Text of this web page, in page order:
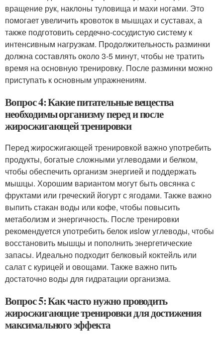
вращение рук, наклоны туловища и махи ногами. Это
помогает увеличить кровоток в мышцах и суставах, а
также подготовить сердечно-сосудистую систему к
интенсивным нагрузкам. Продолжительность разминки
должна составлять около 3-5 минут, чтобы не тратить
время на основную тренировку. После разминки можно
приступать к основным упражнениям.
Вопрос 4: Какие питательные вещества
необходимы организму перед и после
жиросжигающей тренировки
Перед жиросжигающей тренировкой важно употребить
продукты, богатые сложными углеводами и белком,
чтобы обеспечить организм энергией и поддержать
мышцы. Хорошим вариантом могут быть овсянка с
фруктами или греческий йогурт с ягодами. Также важно
выпить стакан воды или кофе, чтобы повысить
метаболизм и энергичность. После тренировки
рекомендуется употребить белок иslow углеводы, чтобы
восстановить мышцы и пополнить энергетические
запасы. Идеально подходит белковый коктейль или
салат с курицей и овощами. Также важно пить
достаточно воды для гидратации организма.
Вопрос 5: Как часто нужно проводить
жиросжигающие тренировки для достижения
максимального эффекта